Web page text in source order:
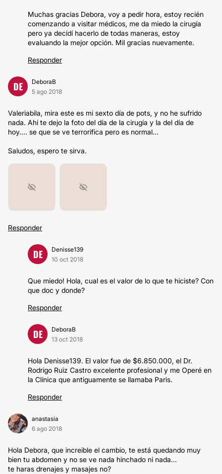
Muchas gracias Debora, voy a pedir hora, estoy recién
comenzando a visitar médicos, me da miedo la cirugía
pero ya decidí hacerlo de todas maneras, estoy
evaluando la mejor opción. Mil gracias nuevamente.
Responder
DE
DeboraB
5 ago 2018
Valeriabila, mira este es mi sexto día de pots, y no he sufrido
nada. Ahí te dejo la foto del día de la cirugía y la del día de
hoy.... se que se ve terrorifica pero es normal...
Saludos, espero te sirva.
Responder
DE
Denisse139
10 oct 2018
Que miedo! Hola, cual es el valor de lo que te hiciste? Con
que doc y donde?
Responder
DE
DeboraB
13 oct 2018
Hola Denisse139. El valor fue de $6.850.000, el Dr.
Rodrigo Ruiz Castro excelente profesional y me Operé en
la Clínica que antiguamente se llamaba Paris.
Responder
anastasia
6 ago 2018
Hola Debora, que increible el cambio, te está quedando muy
bien tu abdomen y no se ve nada hinchado ni nada...
te haras drenajes y masajes no?